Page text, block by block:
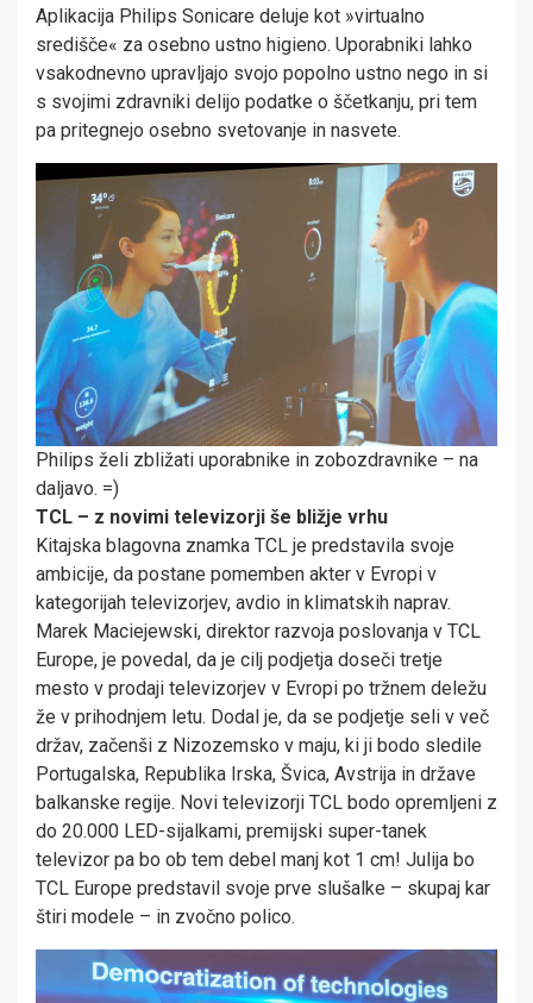
Aplikacija Philips Sonicare deluje kot »virtualno
središče« za osebno ustno higieno. Uporabniki lahko
vsakodnevno upravljajo svojo popolno ustno nego in si
s svojimi zdravniki delijo podatke o ščetkanju, pri tem
pa pritegnejo osebno svetovanje in nasvete.
Philips želi zbližati uporabnike in zobozdravnike – na
daljavo. =)
TCL – z novimi televizorji še bližje vrhu
Kitajska blagovna znamka TCL je predstavila svoje
ambicije, da postane pomemben akter v Evropi v
kategorijah televizorjev, avdio in klimatskih naprav.
Marek Maciejewski, direktor razvoja poslovanja v TCL
Europe, je povedal, da je cilj podjetja doseči tretje
mesto v prodaji televizorjev v Evropi po tržnem deležu
že v prihodnjem letu. Dodal je, da se podjetje seli v več
držav, začenši z Nizozemsko v maju, ki ji bodo sledile
Portugalska, Republika Irska, Švica, Avstrija in države
balkanske regije. Novi televizorji TCL bodo opremljeni z
do 20.000 LED-sijalkami, premijski super-tanek
televizor pa bo ob tem debel manj kot 1 cm! Julija bo
TCL Europe predstavil svoje prve slušalke – skupaj kar
štiri modele – in zvočno polico.